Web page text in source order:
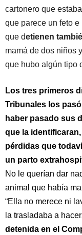
cartonero que
que parece un feto
que detienen
mamá de dos niños
que hubo algún tipo
Los tres primeros
Tribunales los
haber pasado sus
que la
pérdidas que
un parto
No le querían dar
animal que había
“Ella no merece ni
la trasladaba a
detenida en el